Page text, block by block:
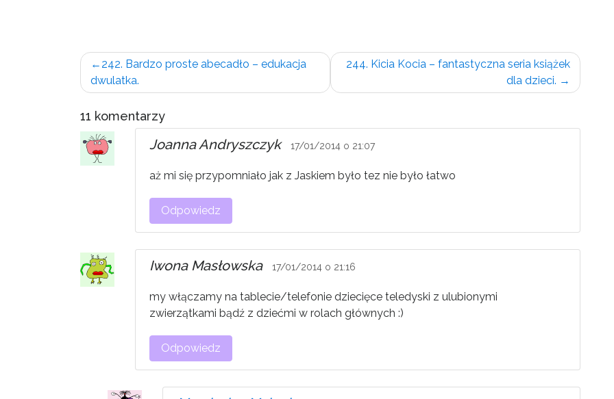
Nawigacja
wpisu
242. Bardzo proste abecadło – edukacja
dwulatka.
244. Kicia Kocia – fantastyczna seria książek
dla dzieci.
11 komentarzy
Joanna Andryszczyk 17/01/2014 o 21:07
aż mi się przypomniało jak z Jaskiem było tez nie było łatwo
Odpowiedz
Iwona Masłowska 17/01/2014 o 21:16
my włączamy na tablecie/telefonie dziecięce teledyski z ulubionymi
zwierzątkami bądź z dziećmi w rolach głównych :)
Odpowiedz